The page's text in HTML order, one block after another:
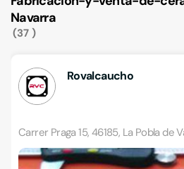
Navarra
37
Rovalcaucho
Carrer Praga 15, 46185, La Pobla de